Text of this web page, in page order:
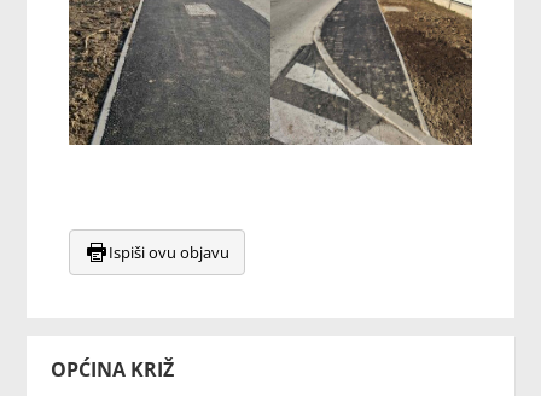
OPĆINA KRIŽ
Ispiši ovu objavu